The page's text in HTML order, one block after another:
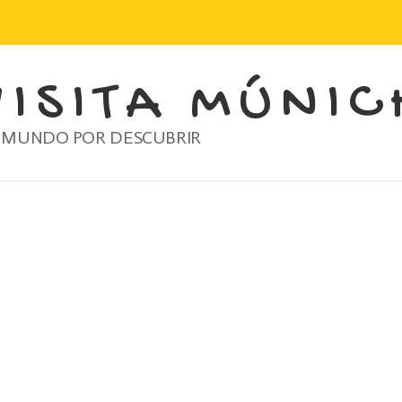
POR DESCUBRIR